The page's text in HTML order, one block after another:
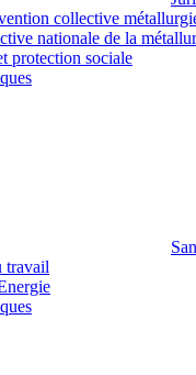
collective
nationale de la
protection sociale
travail